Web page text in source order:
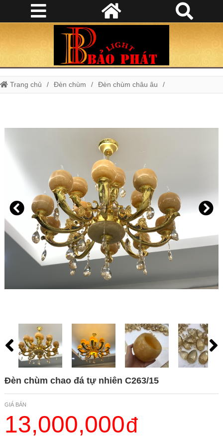
Trang chủ Đèn chùm Đèn chùm châu âu
Đèn chùm chao đá tự nhiên C263/15
GIÁ BÁN
13,000,000